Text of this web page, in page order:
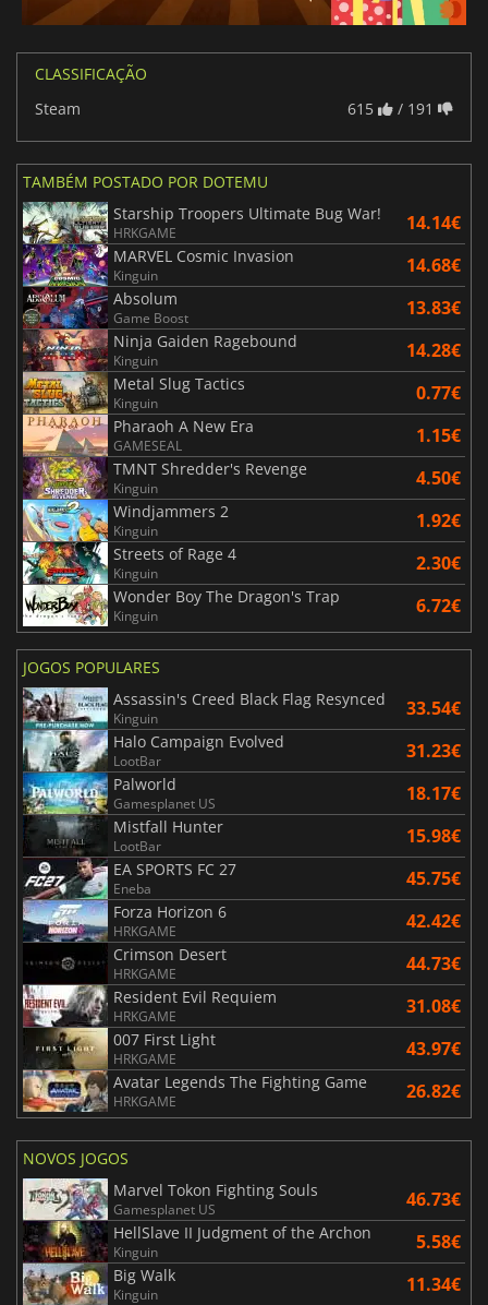
CLASSIFICAÇÃO
Steam
615 / 191
TAMBÉM POSTADO POR DOTEMU
Starship Troopers Ultimate Bug War!
HRKGAME 14.14€
MARVEL Cosmic Invasion
Kinguin 14.68€
Absolum
Game Boost 13.83€
Ninja Gaiden Ragebound
Kinguin 14.28€
Metal Slug Tactics
Kinguin 0.77€
Pharaoh A New Era
GAMESEAL 1.15€
TMNT Shredder's Revenge
Kinguin 4.50€
Windjammers 2
Kinguin 1.92€
Streets of Rage 4
Kinguin 2.30€
Wonder Boy The Dragon's Trap
Kinguin 6.72€
JOGOS POPULARES
Assassin's Creed Black Flag Resynced
Kinguin 33.54€
Halo Campaign Evolved
LootBar 31.23€
Palworld
Gamesplanet US 18.17€
Mistfall Hunter
LootBar 15.98€
EA SPORTS FC 27
Eneba 45.75€
Forza Horizon 6
HRKGAME 42.42€
Crimson Desert
HRKGAME 44.73€
Resident Evil Requiem
HRKGAME 31.08€
007 First Light
HRKGAME 43.97€
Avatar Legends The Fighting Game
HRKGAME 26.82€
NOVOS JOGOS
Marvel Tokon Fighting Souls
Gamesplanet US 46.73€
HellSlave II Judgment of the Archon
Kinguin 5.58€
Big Walk
Kinguin 11.34€